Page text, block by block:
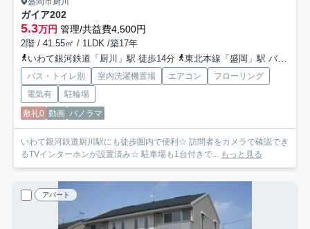
ガイア202
5.3万円 管理/共益費4,500円
2階 / 41.55㎡ / 1LDK /築17年
いわて銀河鉄道「厨川」駅 徒歩14分
東北本線「盛岡」駅 バス25分 「北厨川小学校前」 停歩4分
バス・トイレ別 室内洗濯機置場 エアコン
フローリング
電気有
駐輪場
敷礼0 動画 パノラマ
いわて銀河鉄道厨川駅にも徒歩圏内で便利☆ 訪問者をカメラで確認でき
るTVインターホンが設置済み☆ 駐車場も1台付きで... もっと見る
アパート